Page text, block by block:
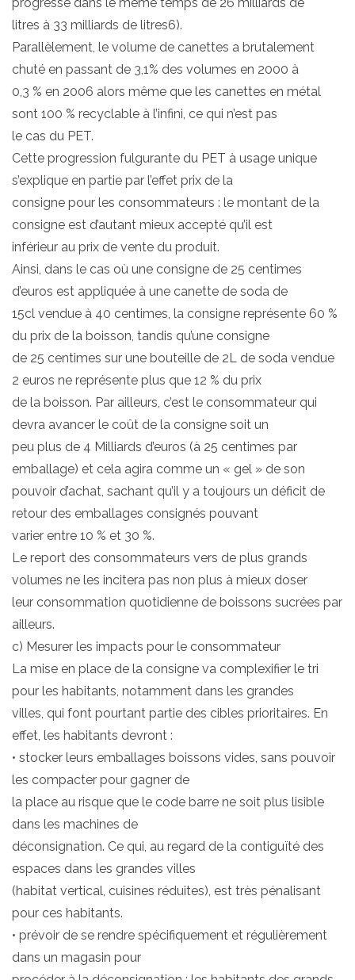
litres à 33 milliards de litres6).
Parallèlement, le volume de canettes a brutalement
chuté en passant de 3,1% des volumes en 2000 à
0,3 % en 2006 alors même que les canettes en métal
sont 100 % recyclable à l’infini, ce qui n’est pas
le cas du PET.
Cette progression fulgurante du PET à usage unique
s’explique en partie par l’effet prix de la
consigne pour les consommateurs : le montant de la
consigne est d’autant mieux accepté qu’il est
inférieur au prix de vente du produit.
Ainsi, dans le cas où une consigne de 25 centimes
d’euros est appliquée à une canette de soda de
15cl vendue à 40 centimes, la consigne représente 60 %
du prix de la boisson, tandis qu’une consigne
de 25 centimes sur une bouteille de 2L de soda vendue
2 euros ne représente plus que 12 % du prix
de la boisson. Par ailleurs, c’est le consommateur qui
devra avancer le coût de la consigne soit un
peu plus de 4 Milliards d’euros (à 25 centimes par
emballage) et cela agira comme un « gel » de son
pouvoir d’achat, sachant qu’il y a toujours un déficit de
retour des emballages consignés pouvant
varier entre 10 % et 30 %.
Le report des consommateurs vers de plus grands
volumes ne les incitera pas non plus à mieux doser
leur consommation quotidienne de boissons sucrées par
ailleurs.
c) Mesurer les impacts pour le consommateur
La mise en place de la consigne va complexifier le tri
pour les habitants, notamment dans les grandes
villes, qui font pourtant partie des cibles prioritaires. En
effet, les habitants devront :
• stocker leurs emballages boissons vides, sans pouvoir
les compacter pour gagner de
la place au risque que le code barre ne soit plus lisible
dans les machines de
déconsignation. Ce qui, au regard de la contiguïté des
espaces dans les grandes villes
(habitat vertical, cuisines réduites), est très pénalisant
pour ces habitants.
• prévoir de se rendre spécifiquement et régulièrement
dans un magasin pour